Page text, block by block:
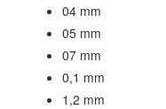
04 mm
05 mm
07 mm
0,1 mm
1,2 mm